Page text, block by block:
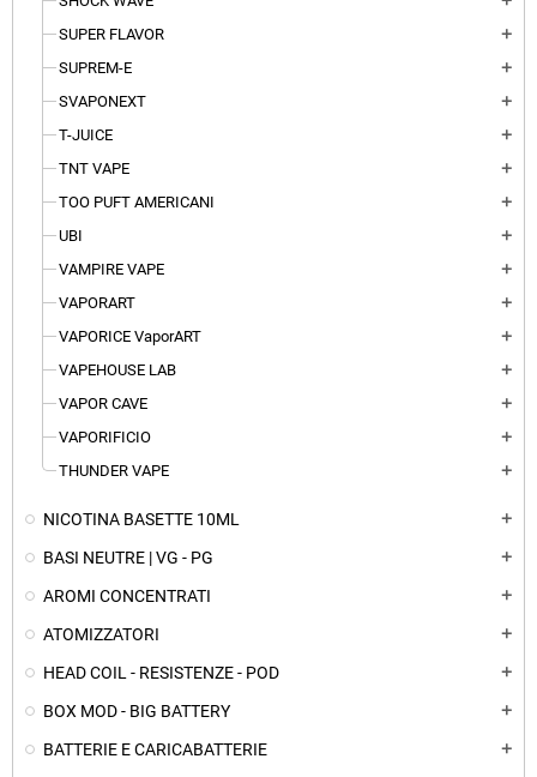
SUPER FLAVOR add
SUPREM-E add
SVAPONEXT add
T-JUICE add
TNT VAPE add
TOO PUFT AMERICANI add
UBI add
VAMPIRE VAPE add
VAPORART add
VAPORICE VaporART add
VAPEHOUSE LAB add
VAPOR CAVE add
VAPORIFICIO add
THUNDER VAPE add
NICOTINA BASETTE 10ML add
BASI NEUTRE | VG - PG add
AROMI CONCENTRATI add
ATOMIZZATORI add
HEAD COIL - RESISTENZE - POD add
BOX MOD - BIG BATTERY add
BATTERIE E CARICABATTERIE add